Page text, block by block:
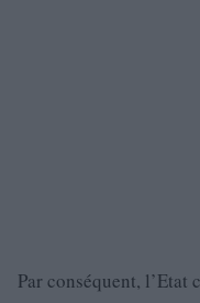
Par conséquent, l’Etat